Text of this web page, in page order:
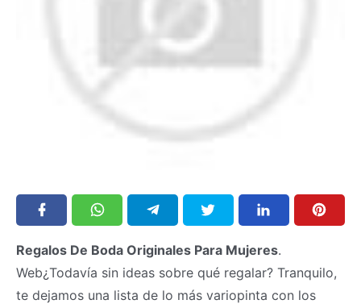
Regalos De Boda Originales Para Mujeres.
Web¿Todavía sin ideas sobre qué regalar? Tranquilo,
te dejamos una lista de lo más variopinta con los